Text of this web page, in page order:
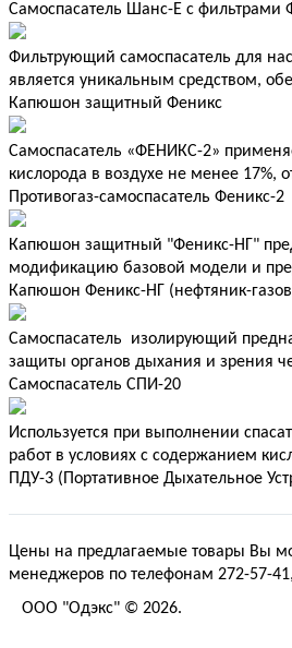
Самоспасатель Шанс-Е с фильтрами
Фильтрующий самоспасатель для
является уникальным средством,
Капюшон защитный Феникс
Самоспасатель «ФЕНИКС-2»
кислорода в воздухе не менее 17%,
Противогаз-самоспасатель Феникс-2
Капюшон защитный "Феникс-НГ"
модификацию базовой модели и
Капюшон Феникс-НГ (нефтяник-
Самоспасатель изолирующий
защиты органов дыхания и зрения
Самоспасатель СПИ-20
Используется при выполнении
работ в условиях с содержанием
ПДУ-3 (Портативное Дыхательное
Цены на предлагаемые товары Вы
менеджеров по телефонам 272-57-41,
ООО "Одэкс" © 2026.